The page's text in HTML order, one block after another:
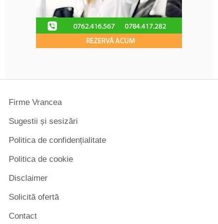
Firme Vrancea
Sugestii și sesizări
Politica de confidențialitate
Politica de cookie
Disclaimer
Solicită ofertă
Contact